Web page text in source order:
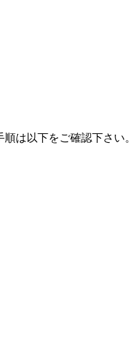
は以下をご確認下さい。